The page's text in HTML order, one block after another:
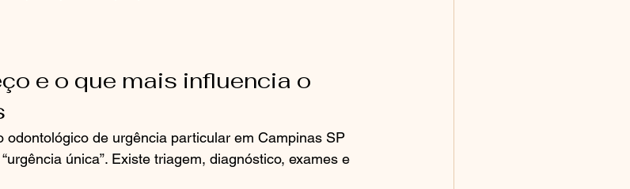
e o que mais influencia o
odontológico de urgência particular em Campinas SP
única”. Existe triagem, diagnóstico, exames e